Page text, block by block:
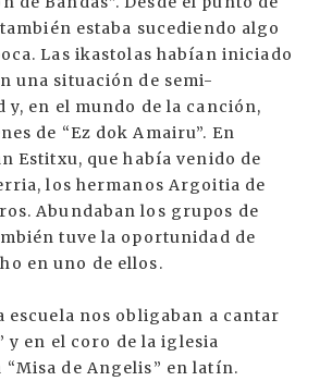
estaba sucediendo algo
Las ikastolas habían iniciado
una situación de semi-
y, en el mundo de la canción,
de “Ez dok Amairu”. En
Estitxu, que había venido de
los hermanos Argoitia de
Abundaban los grupos de
tuve la oportunidad de
en uno de ellos.
escuela nos obligaban a cantar
y en el coro de la iglesia
“Misa de Angelis” en latín.